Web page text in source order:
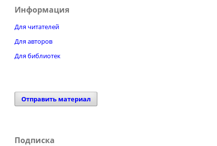
Информация
Для читателей
Для авторов
Для библиотек
Отправить материал
Подписка